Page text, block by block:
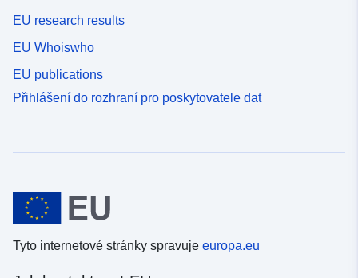
EU research results
EU Whoiswho
EU publications
Přihlášení do rozhraní pro poskytovatele dat
Tyto internetové stránky spravuje europa.eu